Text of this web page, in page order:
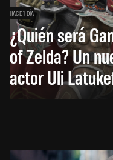
HACE 1 DÍA
¿Quién será
of Zelda? Un
actor Uli